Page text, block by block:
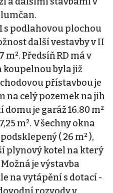
s podlahovou plochou
další vestavby v II
m². Předsíň RD má v
koupelnou byla již
přístavbou je
na celý pozemek na jih
domu je garáž 16.80 m²
m². Všechny okna
( 26 m² ),
plynový kotel na který
je výstavba
na vytápění s dotací -